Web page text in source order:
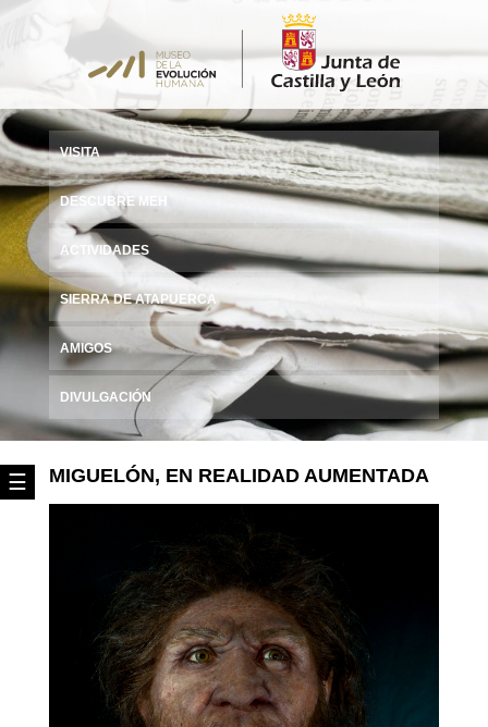
☰
VISITA
DESCUBRE MEH
ACTIVIDADES
SIERRA DE ATAPUERCA
AMIGOS
DIVULGACIÓN
MIGUELÓN, EN REALIDAD AUMENTADA